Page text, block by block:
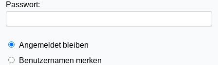
Passwort:
Angemeldet bleiben
Benutzernamen merken